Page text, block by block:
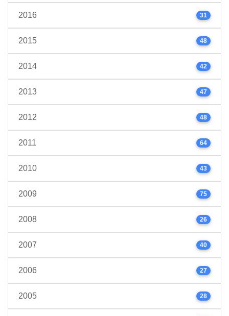
2016 31
2015 48
2014 42
2013 47
2012 48
2011 64
2010 43
2009 75
2008 26
2007 40
2006 27
2005 28